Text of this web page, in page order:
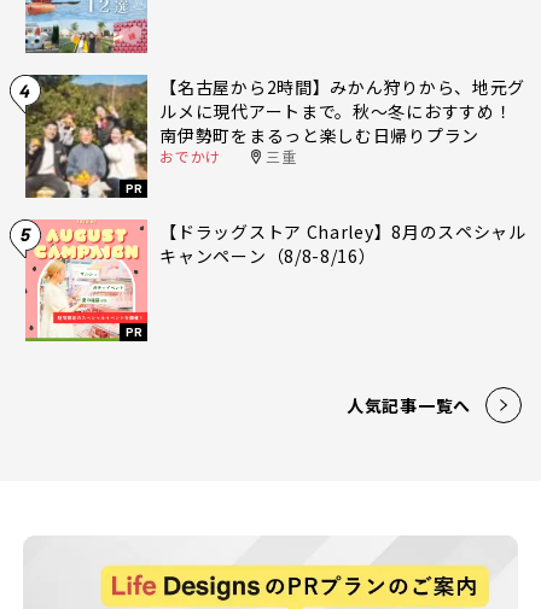
4
PR
【名古屋から2時間】みかん狩りから、地元グ
ルメに現代アートまで。秋〜冬におすすめ！
南伊勢町をまるっと楽しむ日帰りプラン
おでかけ 三重
5
PR
【ドラッグストア Charley】8月のスペシャル
キャンペーン（8/8-8/16）
人気記事一覧へ